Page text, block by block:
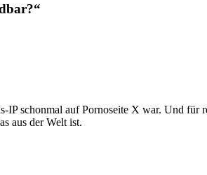
schonmal auf Pornoseite X war. Und
aus der Welt ist.